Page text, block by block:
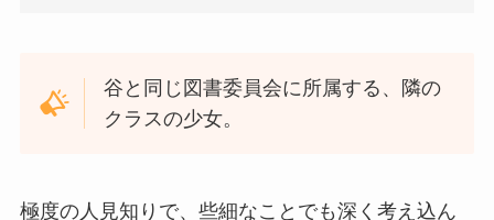
谷と同じ図書委員会に所属する、隣の
クラスの少女。
極度の人見知りで、些細なことでも深く考え込ん